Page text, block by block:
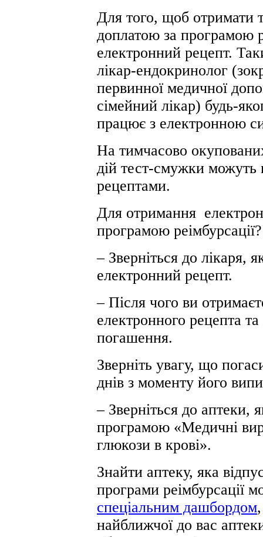
Для того, щоб отримати
доплатою за програмою
електронний рецепт.
лікар-ендокринолог
первинної медичної
сімейний лікар) будь-
працює з електронною
На тимчасово
дій тест-смужки можуть
рецептами.
Для отримання
програмою реімбурсації?
– Зверніться до лікаря,
електронний рецепт.
– Після чого ви
електронного рецепта
погашення.
Зверніть увагу, що
днів з моменту його
– Зверніться до аптеки,
програмою «Медичні
глюкози в крові».
Знайти аптеку, яка
програми реімбурсації
спеціальним дашбордом
найближчої до вас